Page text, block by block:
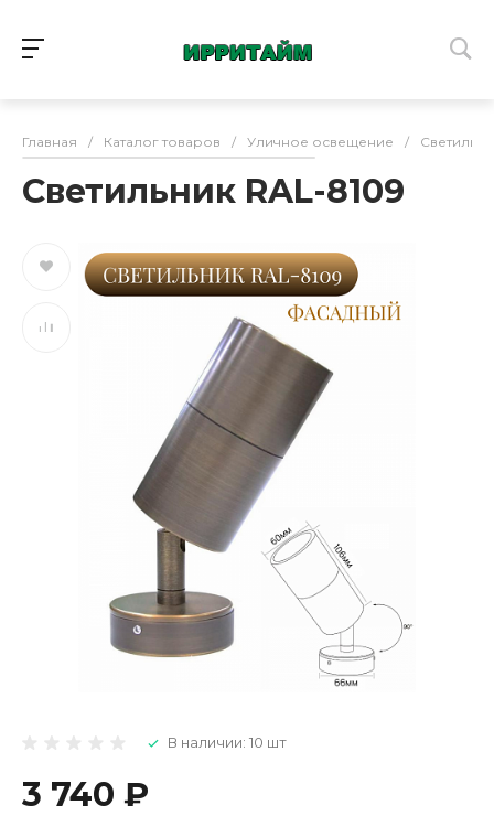
Главная / Каталог товаров / Уличное освещение /
Светильник RAL-8109
В наличии: 10 шт
3 740 ₽